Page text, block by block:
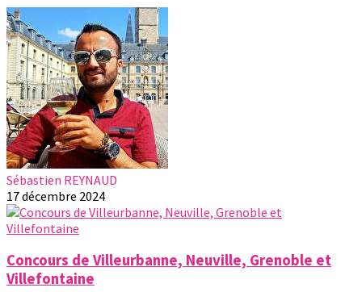
Sébastien REYNAUD
17 décembre 2024
Concours de Villeurbanne, Neuville, Grenoble et
Villefontaine